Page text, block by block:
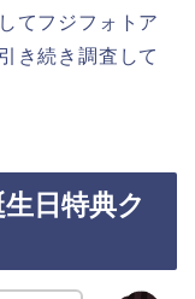
てフジフォトア
き続き調査して
日特典ク